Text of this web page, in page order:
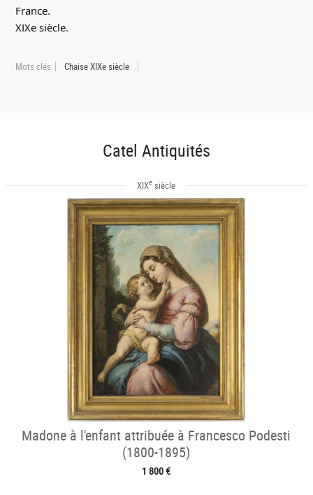
France.
XIXe siècle.
Mots clés Chaise XIXe siècle
Catel Antiquités
XIXe siècle
Madone à l'enfant attribuée à Francesco Podesti
(1800-1895)
1 800 €